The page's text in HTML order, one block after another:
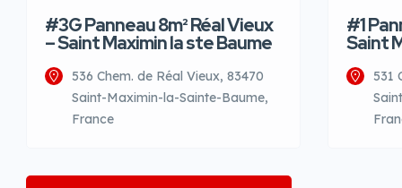
#3G Panneau 8m² Réal Vieux
– Saint Maximin la ste Baume
536 Chem. de Réal Vieux, 83470
Saint-Maximin-la-Sainte-Baume,
France
#1
Saint
531